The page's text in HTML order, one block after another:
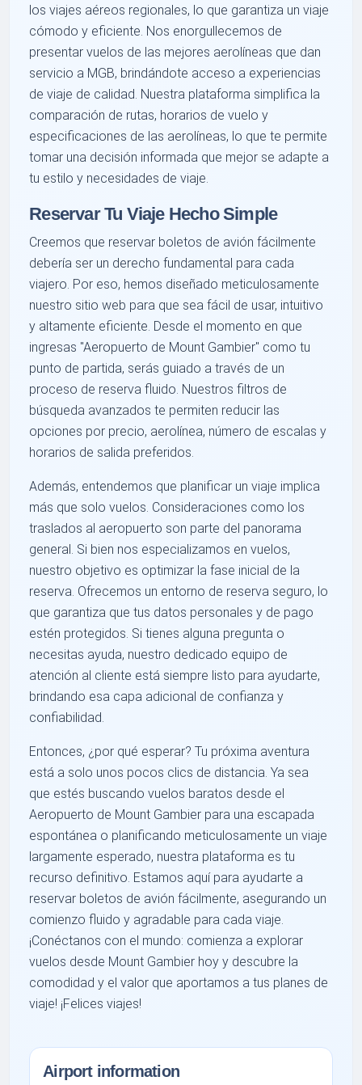
los viajes aéreos regionales, lo que garantiza un viaje
cómodo y eficiente. Nos enorgullecemos de
presentar vuelos de las mejores aerolíneas que dan
servicio a MGB, brindándote acceso a experiencias
de viaje de calidad. Nuestra plataforma simplifica la
comparación de rutas, horarios de vuelo y
especificaciones de las aerolíneas, lo que te permite
tomar una decisión informada que mejor se adapte a
tu estilo y necesidades de viaje.
Reservar Tu Viaje Hecho Simple
Creemos que reservar boletos de avión fácilmente
debería ser un derecho fundamental para cada
viajero. Por eso, hemos diseñado meticulosamente
nuestro sitio web para que sea fácil de usar, intuitivo
y altamente eficiente. Desde el momento en que
ingresas "Aeropuerto de Mount Gambier" como tu
punto de partida, serás guiado a través de un
proceso de reserva fluido. Nuestros filtros de
búsqueda avanzados te permiten reducir las
opciones por precio, aerolínea, número de escalas y
horarios de salida preferidos.
Además, entendemos que planificar un viaje implica
más que solo vuelos. Consideraciones como los
traslados al aeropuerto son parte del panorama
general. Si bien nos especializamos en vuelos,
nuestro objetivo es optimizar la fase inicial de la
reserva. Ofrecemos un entorno de reserva seguro, lo
que garantiza que tus datos personales y de pago
estén protegidos. Si tienes alguna pregunta o
necesitas ayuda, nuestro dedicado equipo de
atención al cliente está siempre listo para ayudarte,
brindando esa capa adicional de confianza y
confiabilidad.
Entonces, ¿por qué esperar? Tu próxima aventura
está a solo unos pocos clics de distancia. Ya sea
que estés buscando vuelos baratos desde el
Aeropuerto de Mount Gambier para una escapada
espontánea o planificando meticulosamente un viaje
largamente esperado, nuestra plataforma es tu
recurso definitivo. Estamos aquí para ayudarte a
reservar boletos de avión fácilmente, asegurando un
comienzo fluido y agradable para cada viaje.
¡Conéctanos con el mundo: comienza a explorar
vuelos desde Mount Gambier hoy y descubre la
comodidad y el valor que aportamos a tus planes de
viaje! ¡Felices viajes!
Airport information